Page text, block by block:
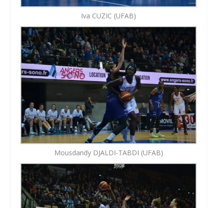
Iva CUZIC (UFAB)
Mousdandy DJALDI-TABDI (UFAB)